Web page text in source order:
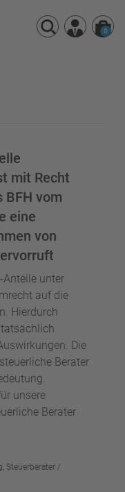
0
mit Recht
BFH vom
eine
von
Anteile unter
auf die
Hierdurch
Die
Berater
unsere
Berater
Steuerberater /